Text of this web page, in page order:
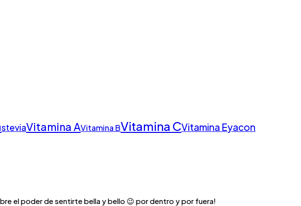
steviaVitamina AVitamina BVitamina CVitamina Eyacon
el poder de sentirte bella y bello 😉 por dentro y por fuera!